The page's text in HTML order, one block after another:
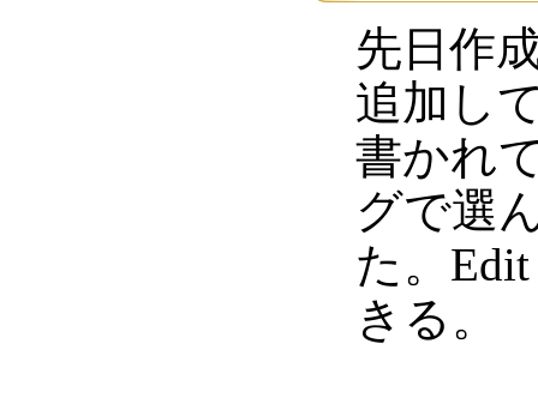
先日作
追加し
書かれ
グで選
た。
きる。